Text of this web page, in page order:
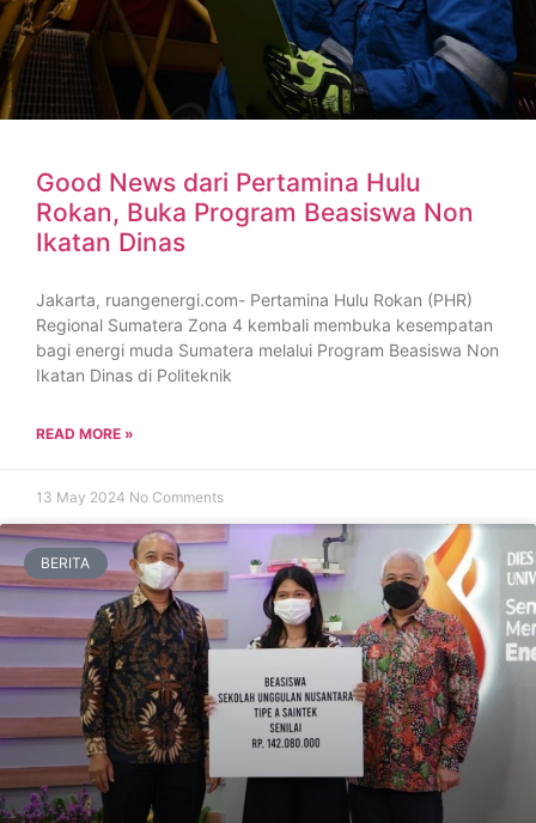
Good News dari Pertamina Hulu
Rokan, Buka Program Beasiswa Non
Ikatan Dinas
Jakarta, ruangenergi.com- Pertamina Hulu Rokan (PHR)
Regional Sumatera Zona 4 kembali membuka kesempatan
bagi energi muda Sumatera melalui Program Beasiswa Non
Ikatan Dinas di Politeknik
READ MORE »
13 May 2024 No Comments
BERITA